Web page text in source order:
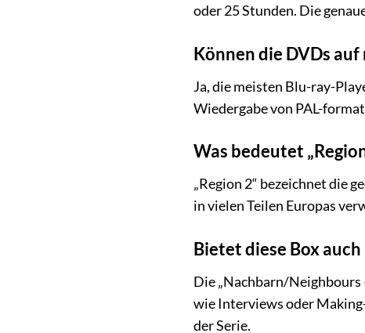
oder 25 Stunden. Die
Können die DVDs
Ja, die meisten Blu-ray-
Wiedergabe von PAL-
Was bedeutet „Region
„Region 2“ bezeichnet die
in vielen Teilen Europas
Bietet diese Box
Die „Nachbarn/Neighbours
wie Interviews oder
der Serie.